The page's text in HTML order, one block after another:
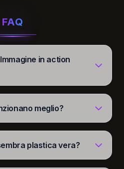
FAQ
in action
meglio?
plastica vera?